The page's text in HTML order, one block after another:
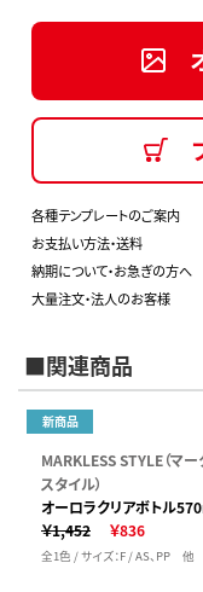
各種テンプレートのご案内
お支払い方法・送料
納期について・お急ぎの方へ
大量注文・法人のお客様
■関連商品
新商品
MARKLESS STYLE（マー
スタイル）
オーロラクリアボトル
￥1,452
￥836
全1色 / サイズ：F / AS、PP 他